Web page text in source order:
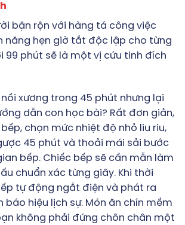
bận rộn với hàng tá công việc
năng hẹn giờ tắt độc lập cho từng
99 phút sẽ là một vị cứu tinh đích
nồi xương trong 45 phút nhưng lại
dẫn con học bài? Rất đơn giản,
chọn mức nhiệt độ nhỏ liu riu,
45 phút và thoải mái sải bước
bếp. Chiếc bếp sẽ cần mẫn làm
chuẩn xác từng giây. Khi thời
tự động ngắt điện và phát ra
báo hiệu lịch sự. Món ăn chín mềm
không phải đứng chôn chân một